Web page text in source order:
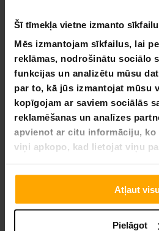
Šī tīmekļa vietne izmanto
Mēs izmantojam sīkfailus, lai
reklāmas, nodrošinātu sociālo
funkcijas un analizētu mūsu
par to, kā jūs izmantojat mūsu
kopīgojam ar saviem sociālās
reklamēšanas un analīzes
apvienot ar citu informāciju, ko
viņi apkopo, kad lietojat viņu
Atļaut
Pielāgot
tipa ierīces piedāvā
gan mājas, gan komerciālajiem
jaunākās tehnoloģijas, šie
patēriņu un nodrošina ievērojami
Priekšrocības ietver:
Precīza temperatūras
sistēmas ļauj sasniegt ļoti
pārvaldību, saudzējot
Enerģijas taupīšana:Fuzzy
Temperatūras pielāgošanas
regulēšana no 5 līdz 18°C
izmantošanas iespējas,
atdzesēšanu vai svaigu